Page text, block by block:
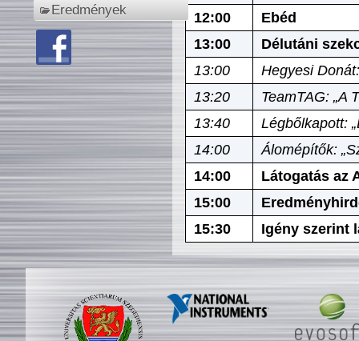
Eredmények
12:00
Ebéd
13:00
Délutáni
13:00
Hegyesi
13:20
TeamTAG: „A
13:40
Légbőlkapott:
14:00
Álomépítők:
14:00
Látogatás az
15:00
15:30
Igény szerint